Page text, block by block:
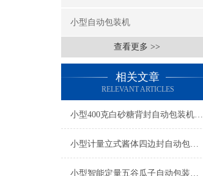
小型自动包装机
查看更多 >>
相关文章
RELEVANT ARTICLES
小型400克白砂糖背封自动包装机厂家
小型计量立式酱体四边封自动包装机厂家
小型智能定量五谷瓜子自动包装机产品简介